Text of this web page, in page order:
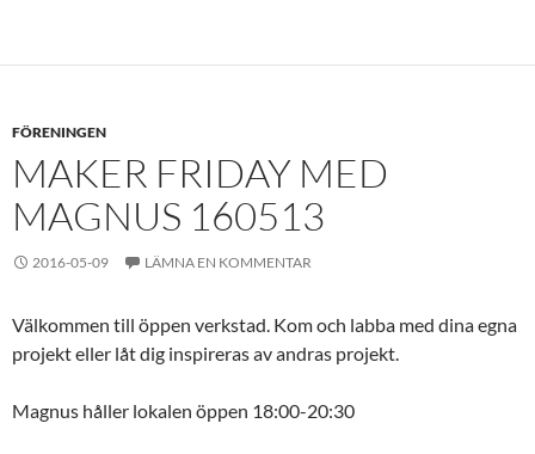
FÖRENINGEN
MAKER FRIDAY MED
MAGNUS 160513
2016-05-09 LÄMNA EN KOMMENTAR
Välkommen till öppen verkstad. Kom och labba med dina egna
projekt eller låt dig inspireras av andras projekt.
Magnus håller lokalen öppen 18:00-20:30